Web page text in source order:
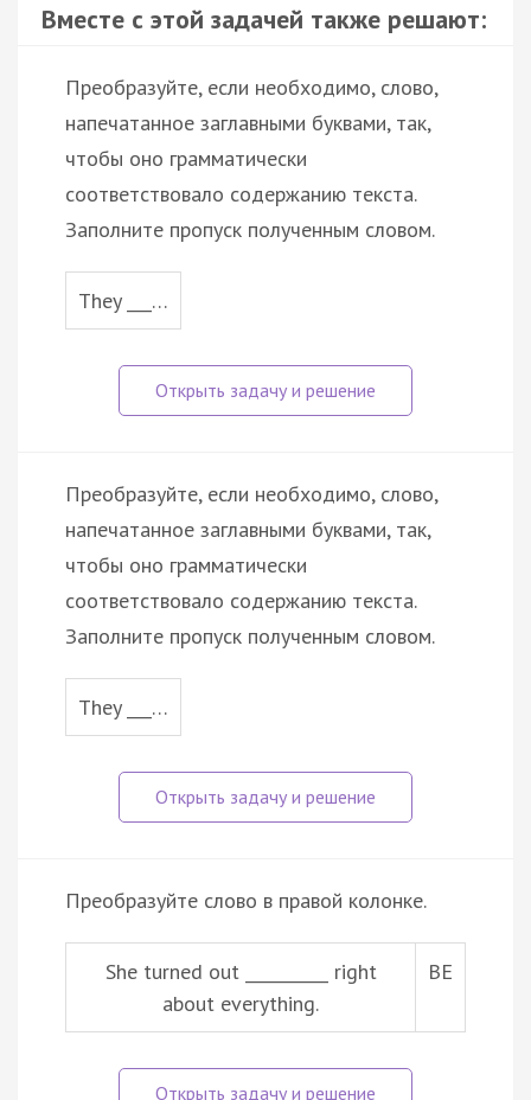
Вместе с этой задачей также решают:
Преобразуйте, если необходимо, слово,
напечатанное заглавными буквами, так,
чтобы оно грамматически
соответствовало содержанию текста.
Заполните пропуск полученным словом.
They ___…
Преобразуйте, если необходимо, слово,
напечатанное заглавными буквами, так,
чтобы оно грамматически
соответствовало содержанию текста.
Заполните пропуск полученным словом.
They ___…
Преобразуйте слово в правой колонке.
She turned out __________ right
about everything.
BE